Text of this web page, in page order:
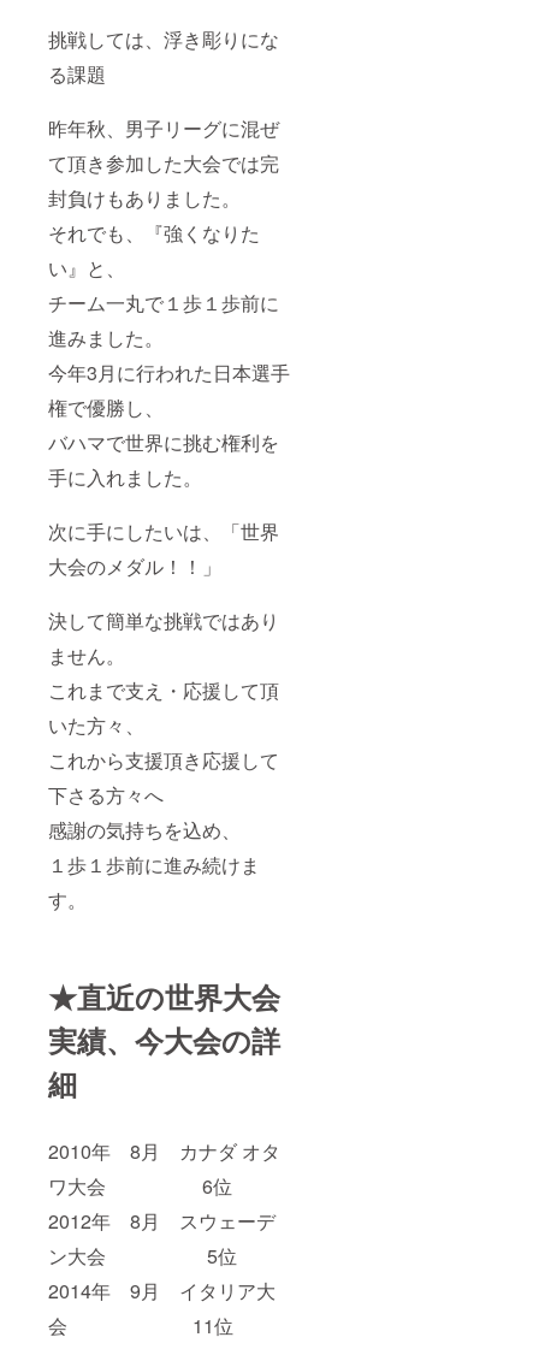
挑戦しては、浮き彫りにな
る課題
昨年秋、男子リーグに混ぜ
て頂き参加した大会では完
封負けもありました。
それでも、『強くなりた
い』と、
チーム一丸で１歩１歩前に
進みました。
今年3月に行われた日本選手
権で優勝し、
バハマで世界に挑む権利を
手に入れました。
次に手にしたいは、「世界
大会のメダル！！」
決して簡単な挑戦ではあり
ません。
これまで支え・応援して頂
いた方々、
これから支援頂き応援して
下さる方々へ
感謝の気持ちを込め、
１歩１歩前に進み続けま
す。
★直近の世界大会
実績、今大会の詳
細
2010年 8月 カナダ オタ
ワ大会 6位
2012年 8月 スウェーデ
ン大会 5位
2014年 9月 イタリア大
会 11位